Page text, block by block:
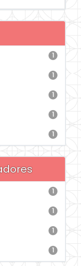
1
1
1
1
1
1
1
1
1